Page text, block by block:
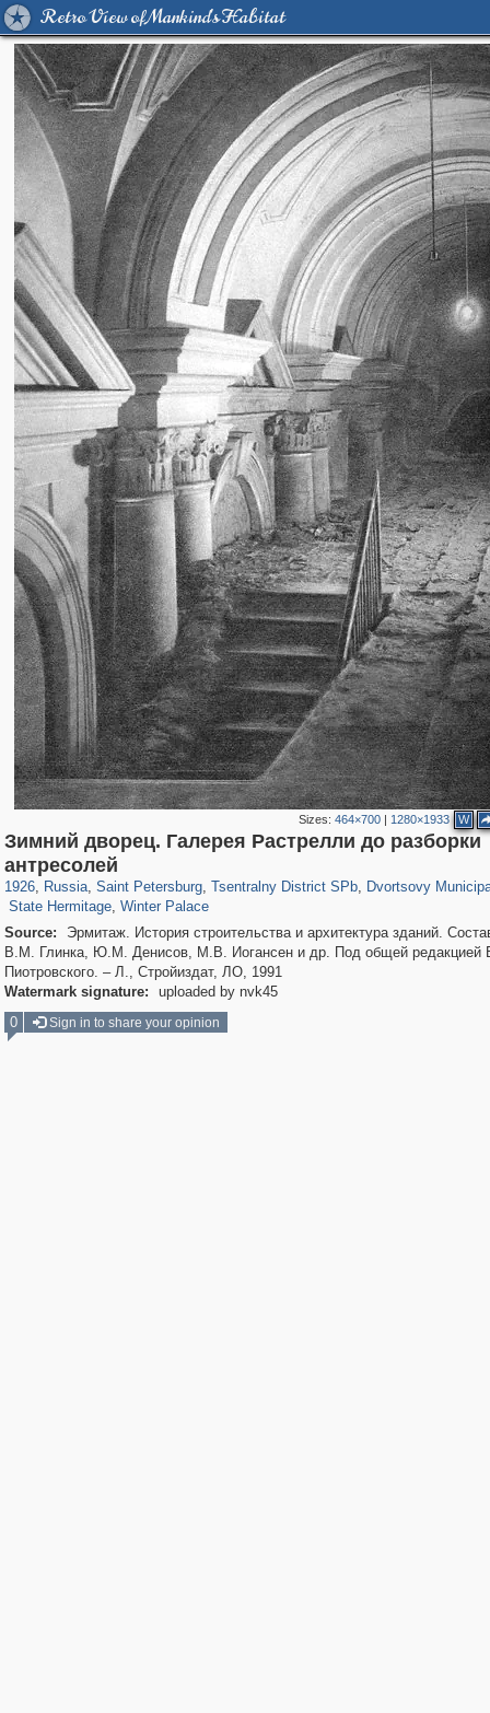
Retro View of Mankind's Habitat
Sizes:464×700 | 1280×1933 W
Зимний дворец. Галерея Растрелли до разборки
антресолей
1926, Russia
1,407,641
, Saint Petersburg
197,288
, Tsentralny District SPb, Dvortsovy
State Hermitage
248
, Winter Palace
490 155
Source:
Эрмитаж. История строительства и архитектура зданий.
В.М. Глинка, Ю.М. Денисов, М.В. Иогансен и др. Под общей редакцией
Пиотровского. – Л., Стройиздат, ЛО, 1991
Watermark signature:
uploaded by nvk45
0
Sign in to share your opinion